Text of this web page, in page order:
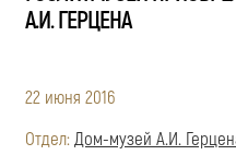
А.И. ГЕРЦЕНА
22 июня 2016
Отдел:Дом-музей А.И.